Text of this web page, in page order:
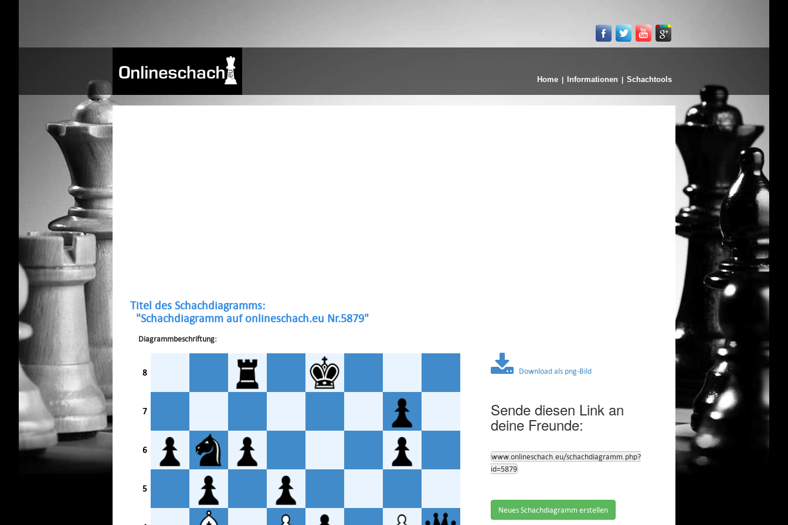
Home Informationen Schachtools
Titel des Schachdiagramms:
"Schachdiagramm auf onlineschach.eu Nr.5879"
Diagrammbeschriftung:
8
7
6
5
Download als png-Bild
Sende diesen Link an
deine Freunde:
www.onlineschach.eu/schachdiagramm.php?
id=5879
Neues Schachdiagramm erstellen